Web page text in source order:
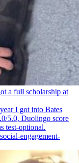
a full scholarship at
I got into Bates
5.0, Duolingo score
test-optional.
engagement-